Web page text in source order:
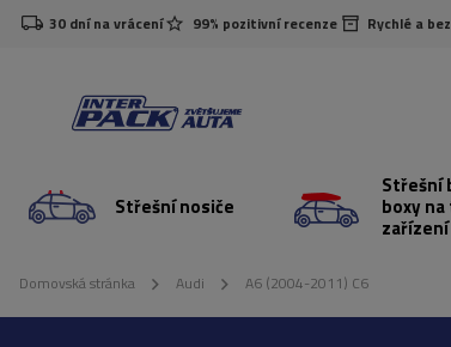
30 dní na vrácení 99% pozitivní recenze Rychlé a
Střešní nosiče
Střešní
boxy
zařízení
Domovská stránka Audi A6 (2004-2011) C6